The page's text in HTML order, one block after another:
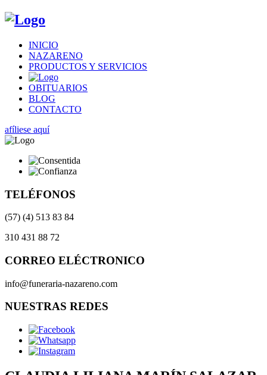
INICIO
NAZARENO
PRODUCTOS Y SERVICIOS
OBITUARIOS
BLOG
CONTACTO
afíliese aquí
TELÉFONOS
(57) (4) 513 83 84
310 431 88 72
CORREO ELÉCTRONICO
info@funeraria-nazareno.com
NUESTRAS REDES